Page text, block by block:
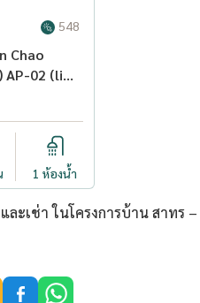
548
Chao
1 ห้องน้ำ
ะเช่า ในโครงการบ้าน สาทร